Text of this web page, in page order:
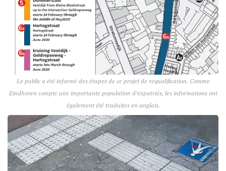
Le public a été informé des étapes de ce projet de requalification. Comme
Eindhoven compte une importante population d’expatriés, les informations ont
également été traduites en anglais.